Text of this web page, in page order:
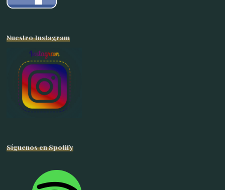
Nuestro Instagram
Síguenos en Spotify